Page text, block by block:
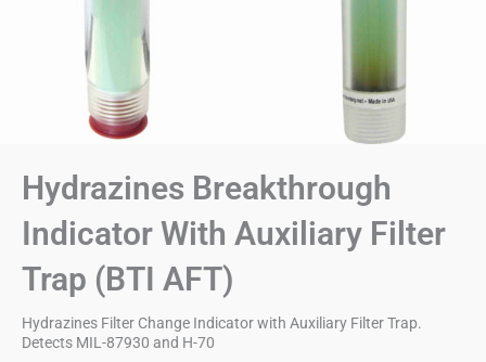
Hydrazines Breakthrough
Indicator With Auxiliary Filter
Trap (BTI AFT)
Hydrazines Filter Change Indicator with Auxiliary Filter Trap.
Detects MIL-87930 and H-70